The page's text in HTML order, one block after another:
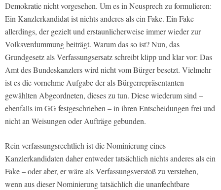
Demokratie nicht vorgesehen. Um es in Neusprech zu formulieren:
Ein Kanzlerkandidat ist nichts anderes als ein Fake. Ein Fake
allerdings, der gezielt und erstaunlicherweise immer wieder zur
Volksverdummung beiträgt. Warum das so ist? Nun, das
Grundgesetz als Verfassungsersatz schreibt klipp und klar vor: Das
Amt des Bundeskanzlers wird nicht vom Bürger besetzt. Vielmehr
ist es die vornehme Aufgabe der als Bürgerrepräsentanten
gewählten Abgeordneten, dieses zu tun. Diese wiederum sind –
ebenfalls im GG festgeschrieben – in ihren Entscheidungen frei und
nicht an Weisungen oder Aufträge gebunden.
Rein verfassungsrechtlich ist die Nominierung eines
Kanzlerkandidaten daher entweder tatsächlich nichts anderes als ein
Fake – oder aber, er wäre als Verfassungsverstoß zu verstehen,
wenn aus dieser Nominierung tatsächlich die unanfechtbare